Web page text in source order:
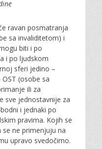
ravan posmatranja
sa invaliditetom) i
biti i po
i po ljudskom
sferi jedino –
(osobe sa
ili za
sve jednostavnije za
i jednaki po
pravima. Kojih se
ne primenjuju na
upravo svedočimo.